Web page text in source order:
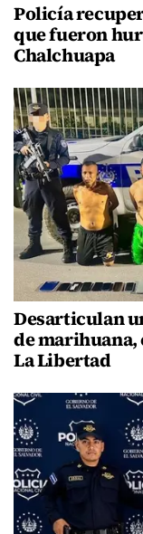
Policía
que fueron
Chalchuapa
Desarticulan
de marihuana,
La Libertad